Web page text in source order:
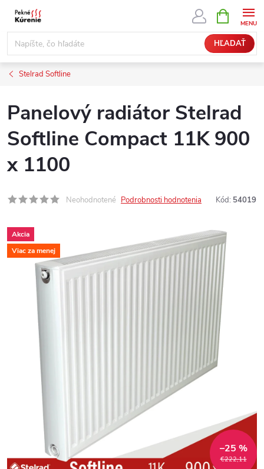
Prejsť
obsah
HĽADAŤ
KOŠÍK
Stelrad Softline
Panelový radiátor Stelrad
Softline Compact 11K 900
x 1100
Neohodnotené Podrobnosti hodnotenia Kód: 54019
Akcia
Viac za menej
€222,11
–25 %